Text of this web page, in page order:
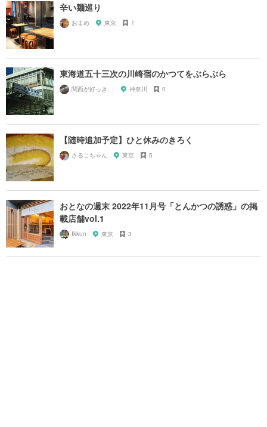
辛い麺巡り
おまめ 東京 1
東海道五十三次の川崎宿のかつてをぶらぶら
神奈川 0
【随時追加予定】ひと休みのきろく
さるこちゃん 東京 5
おとなの週末 2022年11月号「とんかつの誘惑」の掲
載店舗vol.1
Ikkun 東京 3